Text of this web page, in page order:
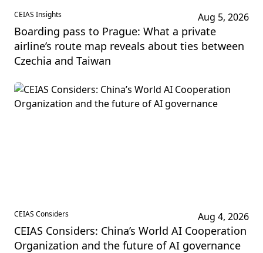
CEIAS Insights Aug 5, 2026
Boarding pass to Prague: What a private
airline’s route map reveals about ties between
Czechia and Taiwan
CEIAS Considers Aug 4, 2026
CEIAS Considers: China’s World AI Cooperation
Organization and the future of AI governance